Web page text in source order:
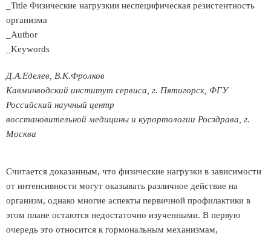
_Title Физические нагрузкии неспецифическая резистентность
организма
_Author
_Keywords
Д.А.Еделев, В.К.Фролков
Кавминводский институт сервиса, г. Пятигорск, ФГУ
Российский научный центр
восстановительной медицины и курортологии Росздрава, г.
Москва
Считается доказанным, что физические нагрузки в зависимости
от интенсивности могут оказывать различное действие на
организм, однако многие аспекты первичной профилактики в
этом плане остаются недостаточно изученными. В первую
очередь это относится к гормональным механизмам,